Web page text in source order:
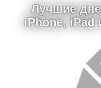
Лучшие
iPhone, iPad